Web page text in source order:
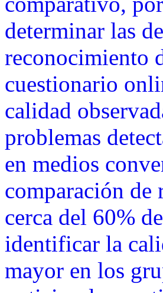
determinar las
reconocimiento
cuestionario
calidad
problemas
en medios
comparación de
cerca del 60%
identificar la
mayor en los